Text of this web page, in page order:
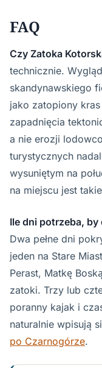
FAQ
Czy Zatoka
technicznie.
skandynawskiego
jako zatopiony
zapadnięcia
a nie erozji
turystycznych
wysuniętym na
na miejscu jest
Ile dni potrzeba,
Dwa pełne dni
jeden na Stare
Perast, Matkę
zatoki. Trzy lub
poranny kajak i
naturalnie wpisują
po Czarnogórze.